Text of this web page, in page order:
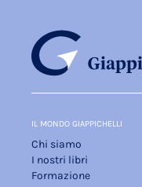
IL MONDO GIAPPICHELLI
Chi siamo
I nostri libri
Formazione